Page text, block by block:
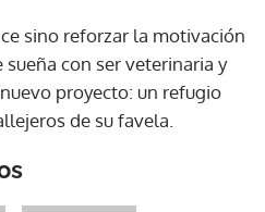
sino reforzar la motivación
con ser veterinaria y
proyecto: un refugio
de su favela.